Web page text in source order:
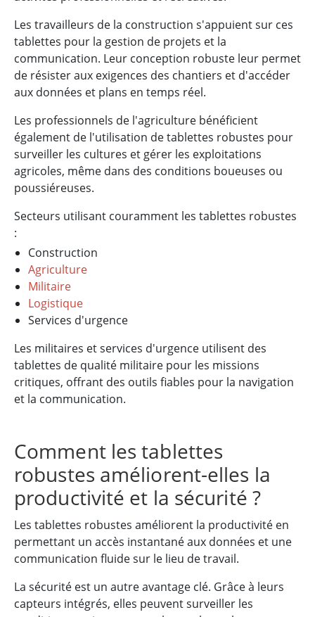
Les travailleurs de la construction s'appuient sur ces
tablettes pour la gestion de projets et la
communication. Leur conception robuste leur permet
de résister aux exigences des chantiers et d'accéder
aux données et plans en temps réel.
Les professionnels de l'agriculture bénéficient
également de l'utilisation de tablettes robustes pour
surveiller les cultures et gérer les exploitations
agricoles, même dans des conditions boueuses ou
poussiéreuses.
Secteurs utilisant couramment les tablettes robustes
:
Construction
Agriculture
Militaire
Logistique
Services d'urgence
Les militaires et services d'urgence utilisent des
tablettes de qualité militaire pour les missions
critiques, offrant des outils fiables pour la navigation
et la communication.
Comment les tablettes
robustes améliorent-elles la
productivité et la sécurité ?
Les tablettes robustes améliorent la productivité en
permettant un accès instantané aux données et une
communication fluide sur le lieu de travail.
La sécurité est un autre avantage clé. Grâce à leurs
capteurs intégrés, elles peuvent surveiller les